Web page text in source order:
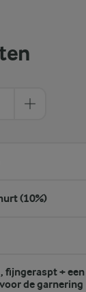
(10%)
fijngeraspt + een
de garnering